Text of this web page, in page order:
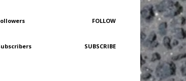
FOLLOW
SUBSCRIBE